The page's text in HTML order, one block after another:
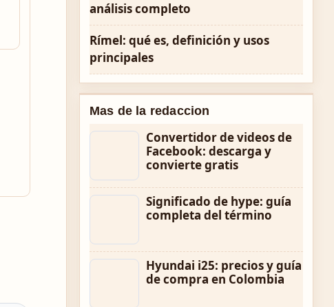
análisis completo
Rímel: qué es, definición y usos
principales
Mas de la redaccion
Convertidor de videos de
Facebook: descarga y
convierte gratis
Significado de hype: guía
completa del término
Hyundai i25: precios y guía
de compra en Colombia